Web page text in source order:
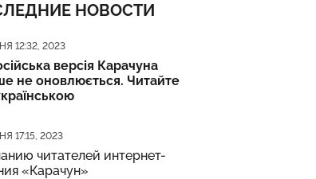
НОВОСТИ
12:32, 2023
версія Карачуна
не оновлюється. Читайте
17:15, 2023
читателей интернет-
«Карачун»